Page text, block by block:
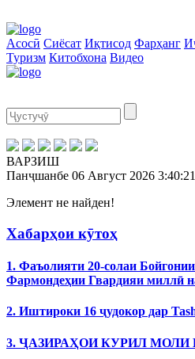
Асосӣ Сиёсат Иқтисод Фарҳанг
Туризм Китобхона Видео
ВАРЗИШ
Панҷшанбе 06 Август 2026 3:40:21
Элемент не найден!
Хабарҳои кӯтоҳ
1. Фаъолияти 20-солаи
Фармондеҳии Гвардияи миллӣ
2. Иштироки 16 ҷудокор дар
3. ҶАЗИРАҲОИ КУРИЛ МОЛИ